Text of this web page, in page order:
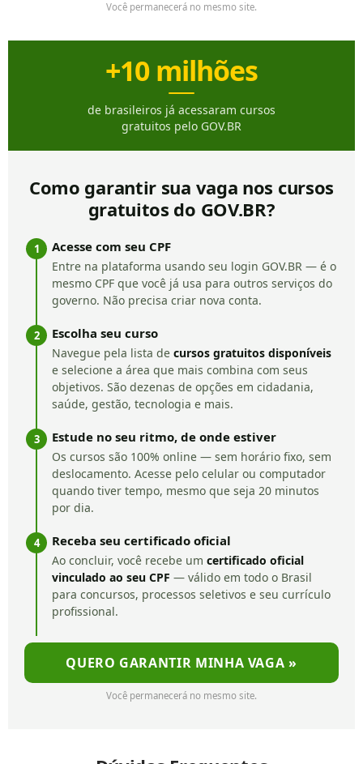
Você permanecerá no mesmo site.
+10 milhões
de brasileiros já acessaram cursos
gratuitos pelo GOV.BR
Como garantir sua vaga nos cursos
gratuitos do GOV.BR?
1 Acesse com seu CPF
Entre na plataforma usando seu login GOV.BR — é o
mesmo CPF que você já usa para outros serviços do
governo. Não precisa criar nova conta.
2 Escolha seu curso
Navegue pela lista de cursos gratuitos disponíveis
e selecione a área que mais combina com seus
objetivos. São dezenas de opções em cidadania,
saúde, gestão, tecnologia e mais.
3 Estude no seu ritmo, de onde estiver
Os cursos são 100% online — sem horário fixo, sem
deslocamento. Acesse pelo celular ou computador
quando tiver tempo, mesmo que seja 20 minutos
por dia.
4 Receba seu certificado oficial
Ao concluir, você recebe um certificado oficial
vinculado ao seu CPF — válido em todo o Brasil
para concursos, processos seletivos e seu currículo
profissional.
QUERO GARANTIR MINHA VAGA »
Você permanecerá no mesmo site.